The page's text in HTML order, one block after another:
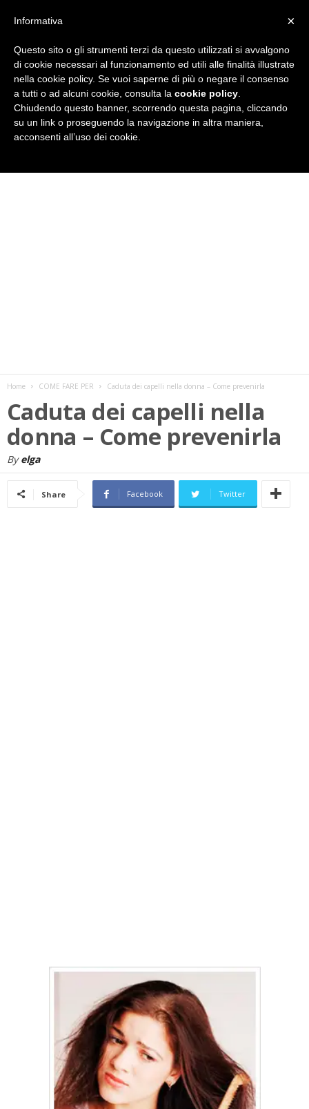
i
Home COME FARE PER Caduta dei capelli nella donna – Come prevenirla
Caduta dei capelli nella
donna – Come prevenirla
By elga
Share Facebook Twitter
×
Informativa
Questo sito o gli strumenti terzi da questo utilizzati si avvalgono
di cookie necessari al funzionamento ed utili alle finalità illustrate
nella cookie policy. Se vuoi saperne di più o negare il consenso
a tutti o ad alcuni cookie, consulta la cookie policy
Chiudendo questo banner, scorrendo questa pagina, cliccando
su un link o proseguendo la navigazione in altra maniera,
acconsenti all’uso dei cookie.